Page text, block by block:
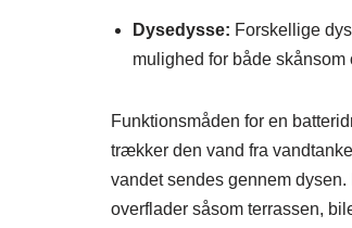
Dysedysse: Forskellige
mulighed for både
Funktionsmåden for en
trækker den vand fra
vandet sendes gennem
overflader såsom terrassen,